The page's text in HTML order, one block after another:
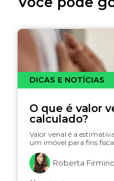
DICAS E NOTÍCIAS
O que é valor
calculado?
Valor venal é a
um imóvel para fins
Roberta Firmino